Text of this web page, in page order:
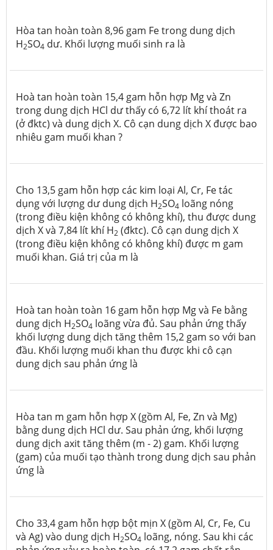
Hòa tan hoàn toàn 8,96 gam Fe trong dung dịch
H2SO4 dư. Khối lượng muối sinh ra là
Hoà tan hoàn toàn 15,4 gam hỗn hợp Mg và Zn
trong dung dịch HCl dư thấy có 6,72 lít khí thoát ra
(ở đktc) và dung dịch X. Cô cạn dung dịch X được bao
nhiêu gam muối khan ?
Cho 13,5 gam hỗn hợp các kim loại Al, Cr, Fe tác
dụng với lượng dư dung dịch H2SO4 loãng nóng
(trong điều kiện không có không khí), thu được dung
dịch X và 7,84 lít khí H2 (đktc). Cô cạn dung dịch X
(trong điều kiện không có không khí) được m gam
muối khan. Giá trị của m là
Hoà tan hoàn toàn 16 gam hỗn hợp Mg và Fe bằng
dung dịch H2SO4 loãng vừa đủ. Sau phản ứng thấy
khối lượng dung dịch tăng thêm 15,2 gam so với ban
đầu. Khối lượng muối khan thu được khi cô cạn
dung dịch sau phản ứng là
Hòa tan m gam hỗn hợp X (gồm Al, Fe, Zn và Mg)
bằng dung dịch HCl dư. Sau phản ứng, khối lượng
dung dịch axit tăng thêm (m - 2) gam. Khối lượng
(gam) của muối tạo thành trong dung dịch sau phản
ứng là
Cho 33,4 gam hỗn hợp bột mịn X (gồm Al, Cr, Fe, Cu
và Ag) vào dung dịch H2SO4 loãng, nóng. Sau khi các